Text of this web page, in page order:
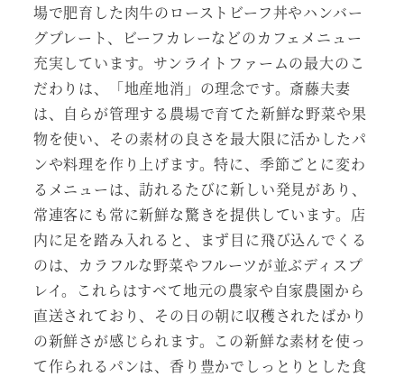
場で肥育した肉牛のローストビーフ丼やハンバー
グプレート、ビーフカレーなどのカフェメニュー
充実しています。サンライトファームの最大のこ
だわりは、「地産地消」の理念です。斎藤夫妻
は、自らが管理する農場で育てた新鮮な野菜や果
物を使い、その素材の良さを最大限に活かしたパ
ンや料理を作り上げます。特に、季節ごとに変わ
るメニューは、訪れるたびに新しい発見があり、
常連客にも常に新鮮な驚きを提供しています。店
内に足を踏み入れると、まず目に飛び込んでくる
のは、カラフルな野菜やフルーツが並ぶディスプ
レイ。これらはすべて地元の農家や自家農園から
直送されており、その日の朝に収穫されたばかり
の新鮮さが感じられます。この新鮮な素材を使っ
て作られるパンは、香り豊かでしっとりとした食